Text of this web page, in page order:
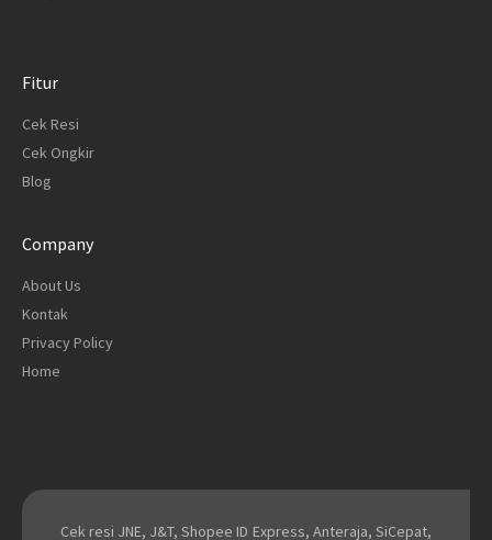
Fitur
Cek Resi
Cek Ongkir
Blog
Company
About Us
Kontak
Privacy Policy
Home
Cek resi JNE, J&T, Shopee ID Express, Anteraja, SiCepat,